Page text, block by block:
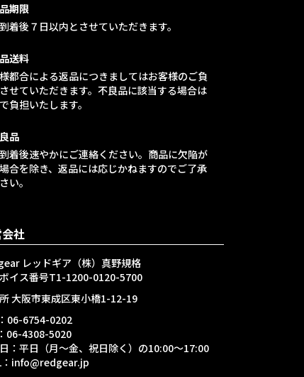
期限
着後７日以内とさせていただきます。
送料
都合による返品につきましてはお客様のご負
せていただきます。不良品に該当する場合は
負担いたします。
品
着後速やかにご連絡ください。商品に欠陥が
合を除き、返品には応じかねますのでご了承
い。
社
レッドギア（株）真野規格
イス番号T1-1200-0120-5700
大阪市東成区東小橋1-12-19
06-6754-0202
06-4308-5020
：平日（月～金、祝日除く）の10:00～17:00
：info@redgear.jp